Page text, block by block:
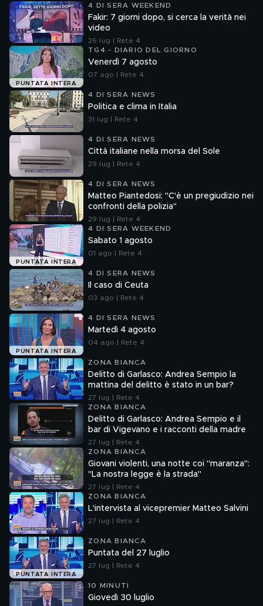
4 DI SERA WEEKEND
Fakir: 7 giorni dopo, si cerca la verità nei
video
26 lug | Rete 4
PUNTATA INTERA
TG4 - DIARIO DEL GIORNO
Venerdì 7 agosto
07 ago | Rete 4
4 DI SERA NEWS
Politica e clima in Italia
31 lug | Rete 4
4 DI SERA NEWS
Città italiane nella morsa del Sole
29 lug | Rete 4
4 DI SERA NEWS
Matteo Piantedosi: "C'è un pregiudizio nei
confronti della polizia"
29 lug | Rete 4
PUNTATA INTERA
4 DI SERA WEEKEND
Sabato 1 agosto
01 ago | Rete 4
4 DI SERA NEWS
Il caso di Ceuta
03 ago | Rete 4
PUNTATA INTERA
4 DI SERA NEWS
Martedì 4 agosto
04 ago | Rete 4
ZONA BIANCA
Delitto di Garlasco: Andrea Sempio la
mattina del delitto è stato in un bar?
27 lug | Rete 4
ZONA BIANCA
Delitto di Garlasco: Andrea Sempio e il
bar di Vigevano e i racconti della madre
27 lug | Rete 4
ZONA BIANCA
Giovani violenti, una notte coi "maranza":
"La nostra legge è la strada"
27 lug | Rete 4
ZONA BIANCA
L'intervista al vicepremier Matteo Salvini
27 lug | Rete 4
PUNTATA INTERA
ZONA BIANCA
Puntata del 27 luglio
27 lug | Rete 4
10 MINUTI
Giovedì 30 luglio